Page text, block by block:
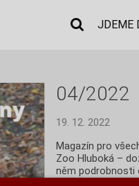
JDEME
04/2022
19. 12. 2022
Magazín pro
Zoo Hluboká –
něm podrobnosti